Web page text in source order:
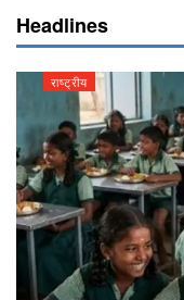
Headlines
राष्ट्रीय